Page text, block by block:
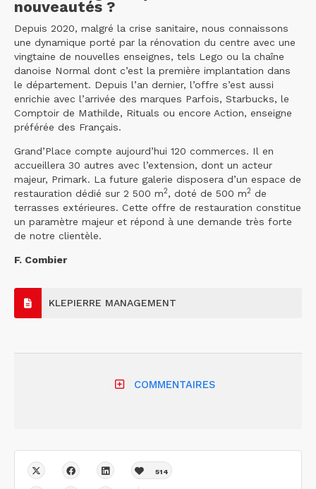
nouveautés ?
Depuis 2020, malgré la crise sanitaire, nous connaissons
une dynamique porté par la rénovation du centre avec une
vingtaine de nouvelles enseignes, tels Lego ou la chaîne
danoise Normal dont c’est la première implantation dans
le département. Depuis l’an dernier, l’offre s’est aussi
enrichie avec l’arrivée des marques Parfois, Starbucks, le
Comptoir de Mathilde, Rituals ou encore Action, enseigne
préférée des Français.
Grand’Place compte aujourd’hui 120 commerces. Il en
accueillera 30 autres avec l’extension, dont un acteur
majeur, Primark. La future galerie disposera d’un espace de
restauration dédié sur 2 500 m2, doté de 500 m2 de
terrasses extérieures. Cette offre de restauration constitue
un paramètre majeur et répond à une demande très forte
de notre clientèle.
F. Combier
KLEPIERRE MANAGEMENT
COMMENTAIRES
514